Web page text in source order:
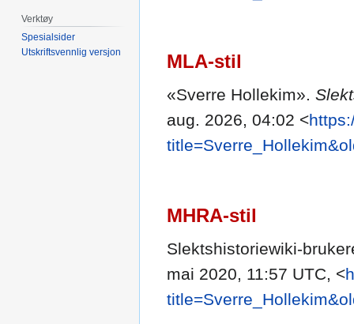
MLA-stil
«Sverre Hollekim».
aug. 2026, 04:02 <
MHRA-stil
Slektshistoriewiki-
mai 2020, 11:57 UTC, <
Verktøy
Spesialsider
Utskriftsvennlig versjon